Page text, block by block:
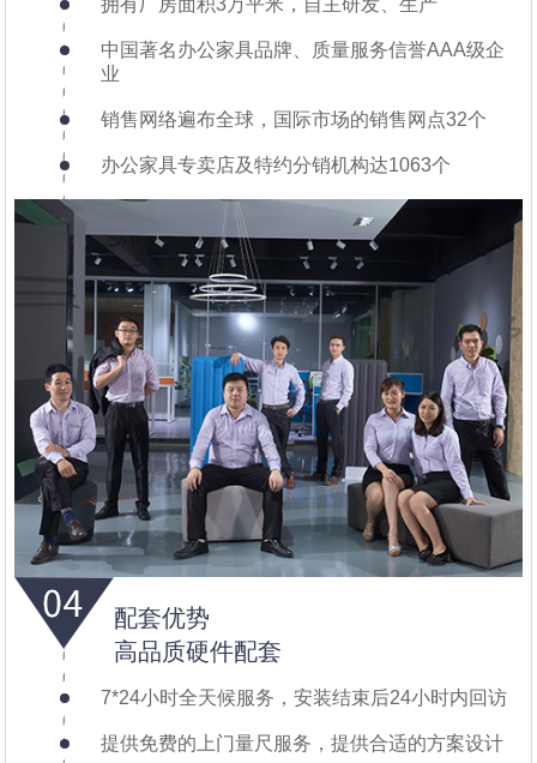
中国著名办公家具品牌、质量服务信誉AAA级企
业
销售网络遍布全球，国际市场的销售网点32个
办公家具专卖店及特约分销机构达1063个
配套优势
高品质硬件配套
7*24小时全天候服务，安装结束后24小时内回访
提供免费的上门量尺服务，提供合适的方案设计